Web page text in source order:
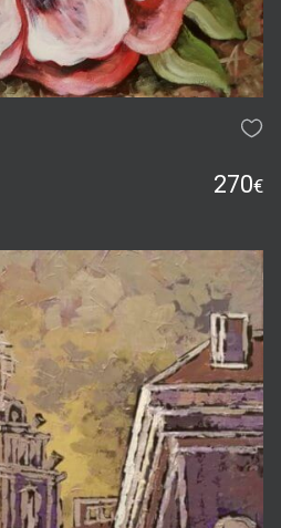
270€